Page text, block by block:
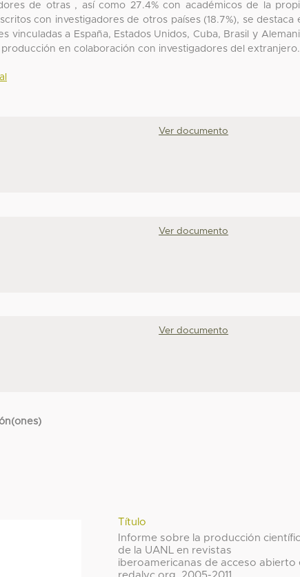
de otras , así como 27.4% con académicos de la
con investigadores de otros países (18.7%), se destaca
vinculadas a España, Estados Unidos, Cuba, Brasil y
en colaboración con investigadores del extranjero.
Ver documento
Ver documento
Ver documento
Título
Informe sobre la producción
de la UANL en revistas
iberoamericanas de acceso abierto